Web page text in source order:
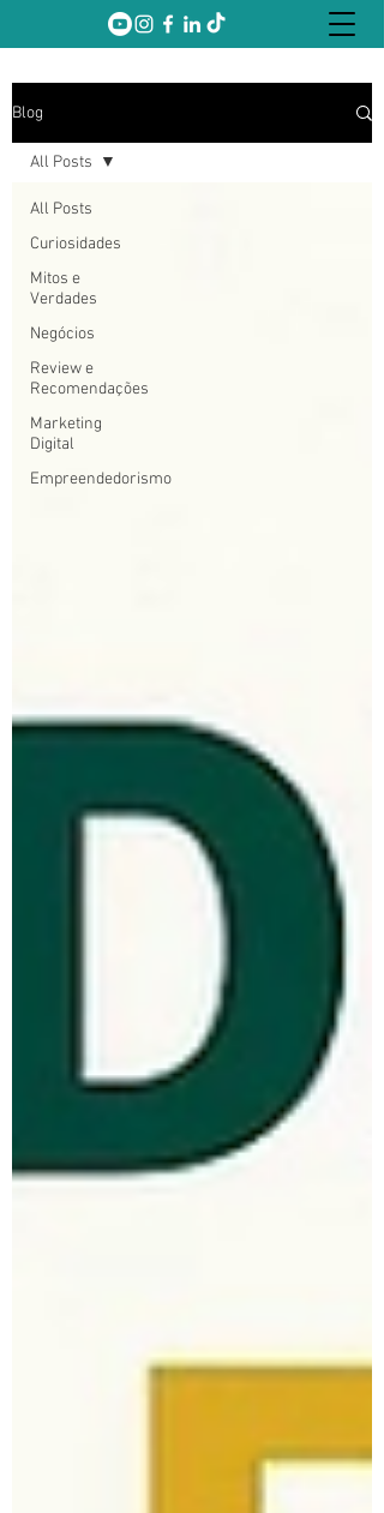
Blog
All Posts
Curiosidades
Mitos e
Verdades
Negócios
Review e
Recomendações
Marketing
Digital
Empreendedorismo
All Posts